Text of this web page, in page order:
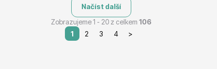
Načíst další
Zobrazujeme 1 - 20 z celkem 106
1
2 3 4 >